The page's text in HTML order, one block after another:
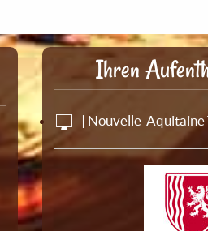
Ihren
| Nouvelle-Aquitaine